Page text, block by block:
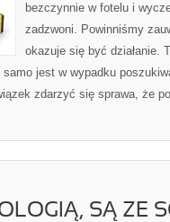
bezczynnie w fotelu i
zadzwoni. Powinniśmy
okazuje się być działanie.
jest w wypadku
zdarzyć się sprawa, że
SĄ ZE